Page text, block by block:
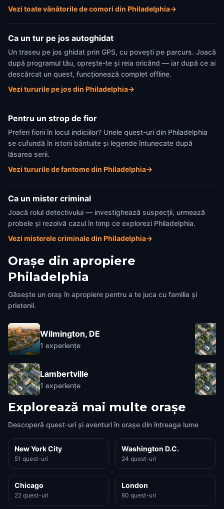
Vezi toate vânătorile de comori din Philadelphia→
Ca un tur pe jos autoghidat
Un traseu pe jos ghidat prin GPS, cu povești pe parcurs. Joacă
după programul tău, oprește-te și reia oricând — iar după ce ai
descărcat un quest, funcționează complet offline.
Vezi tururile pe jos din Philadelphia→
Pentru un strop de fior
Preferi fiorii în locul indiciilor? Unele quest-uri din Philadelphia
se cufundă în istorii bântuite și legende întunecate după
lăsarea serii.
Vezi tururile de fantome din Philadelphia→
Ca un mister criminal
Joacă rolul detectivului — investighează suspecții, urmează
probele și rezolvă cazul în timp ce explorezi Philadelphia.
Vezi misterele criminale din Philadelphia→
Orașe din apropiere
Philadelphia
Găsește un oraș în apropiere pentru a te juca cu familia și
prietenii.
Wilmington, DE
1 experiențe
Lambertville
1 experiențe
Explorează mai multe orașe
Descoperă quest-uri și aventuri în orașe din întreaga lume
New York City
51 quest-uri
Washington D.C.
24 quest-uri
Chicago
22 quest-uri
London
60 quest-uri